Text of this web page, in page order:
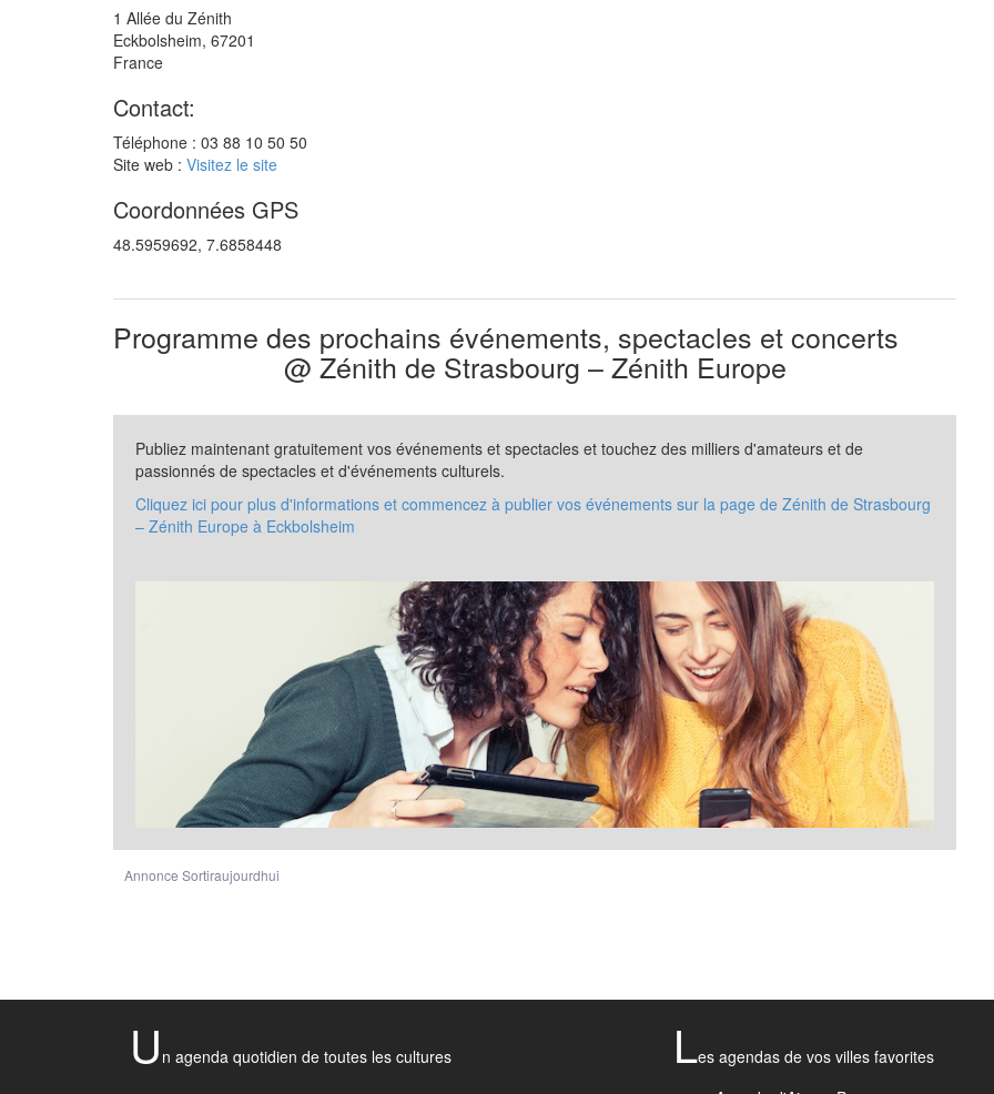
1 Allée du Zénith
Eckbolsheim, 67201
France
Contact:
Téléphone : 03 88 10 50 50
Site web : Visitez le site
Coordonnées GPS
48.5959692, 7.6858448
Programme des prochains événements, spectacles et concerts
@ Zénith de Strasbourg – Zénith Europe
Publiez maintenant gratuitement vos événements et spectacles et touchez des milliers d'amateurs et de
passionnés de spectacles et d'événements culturels.
Cliquez ici pour plus d'informations et commencez à publier vos événements sur la page de Zénith de Strasbourg
– Zénith Europe à Eckbolsheim
Annonce Sortiraujourdhui
U n agenda quotidien de toutes les cultures Les agendas de vos villes favorites